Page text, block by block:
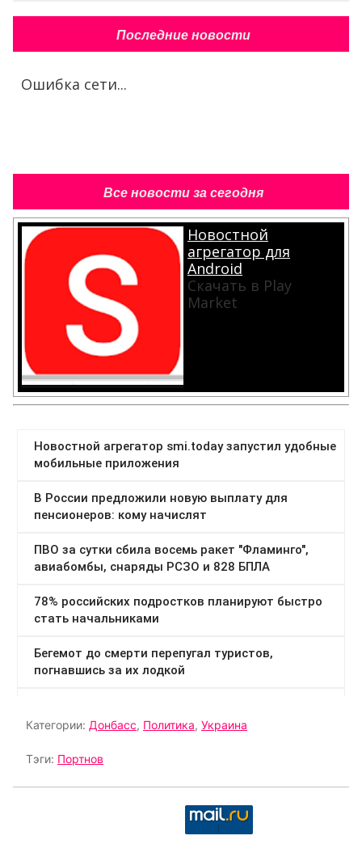
Последние новости
Ошибка сети...
Все новости за сегодня
Новостной
агрегатор для
Android
Скачать в Play
Market
Категории: Донбасс, Политика, Украина
Тэги: Портнов